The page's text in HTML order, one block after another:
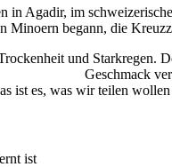
in Agadir, im
Minoern begann, die
und Starkregen.
Geschmack
ist es, was wir teilen
ist